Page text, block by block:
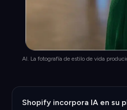
AI. La fotografía de estilo de vida
Shopify incorpora IA en su